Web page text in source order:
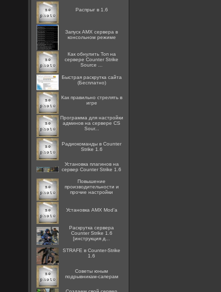
Распрыг в 1.6
Запуск AMX сервера в
консольном режиме
Как обнулить Топ на
сервере Counter Strike
Source ...
Быстрая раскрутка сайта
(Бесплатно)
Как правильно стрелять в
игре
Программа для настройки
админов на сервере CS
Sour...
Радиокоманды в Counter
Strike 1.6
Установка плагинов на
сервер Counter Strike 1.6
Повышение
производительности и
прочие настройки
Установка AMX Mod'a
Раскрутка сервера
Counter Strike 1.6
[инструкция д...
STRAFE в Counter-Strike
1.6
Советы юным
подрывникам-саперам